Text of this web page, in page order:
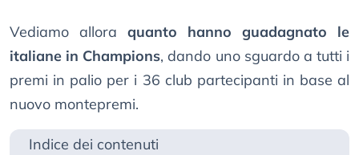
Vediamo allora quanto hanno guadagnato le
italiane in Champions, dando uno sguardo a tutti i
premi in palio per i 36 club partecipanti in base al
nuovo montepremi.
Indice dei contenuti